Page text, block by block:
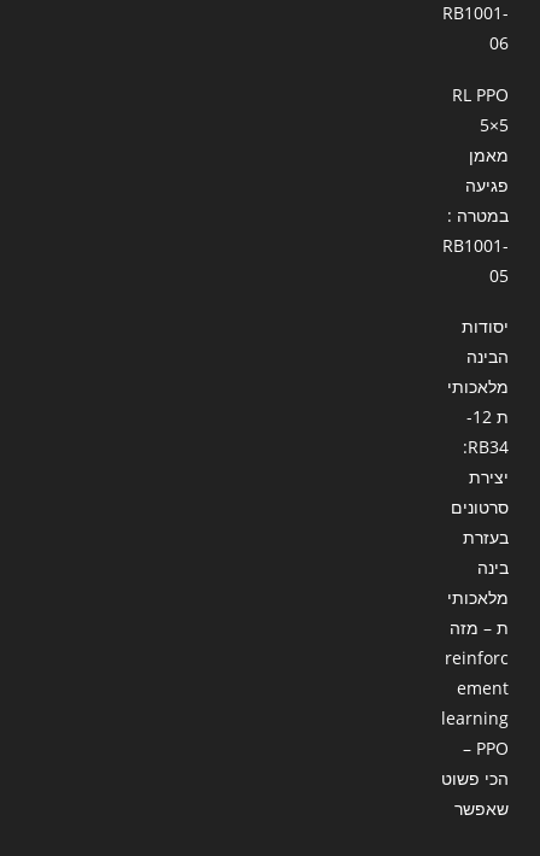
RB1001-
06
RL PPO
5×5
מאמן
פגיעה
במטרה :
RB1001-
05
יסודות
הבינה
מלאכותי
ת 12-
RB34:
יצירת
סרטונים
בעזרת
בינה
מלאכותי
ת – מזה
reinforc
ement
learning
– PPO
הכי פשוט
שאפשר